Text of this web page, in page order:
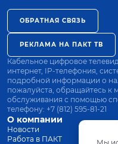
О компании
Новости
Работа в ПАКТ
ОБРАТНАЯ СВЯЗЬ
РЕКЛАМА НА ПАКТ ТВ
Кабельное цифровое
интернет, IP-телефония,
подробной информации о
пожалуйста, обращайтесь к
обслуживания с помощью
телефону: +7 (812) 595-81-21